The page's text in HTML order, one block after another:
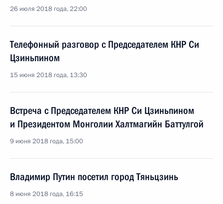
26 июля 2018 года, 22:00
Телефонный разговор с Председателем КНР Си
Цзиньпином
15 июня 2018 года, 13:30
Встреча с Председателем КНР Си Цзиньпином
и Президентом Монголии Халтмагийн Баттулгой
9 июня 2018 года, 15:00
Владимир Путин посетил город Тяньцзинь
8 июня 2018 года, 16:15